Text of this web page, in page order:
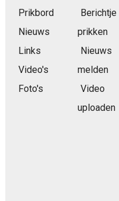
Prikbord
Nieuws
Links
Video's
Foto's
Berichtje
prikken
Nieuws
melden
Video
uploaden